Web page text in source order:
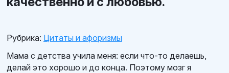
Рубрика: Цитаты и афоризмы
Мама с детства учила меня: если что-то делаешь,
делай это хорошо и до конца. Поэтому мозг я